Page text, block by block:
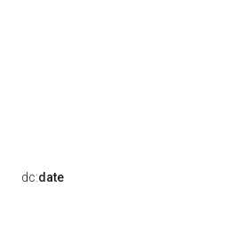
dc:date